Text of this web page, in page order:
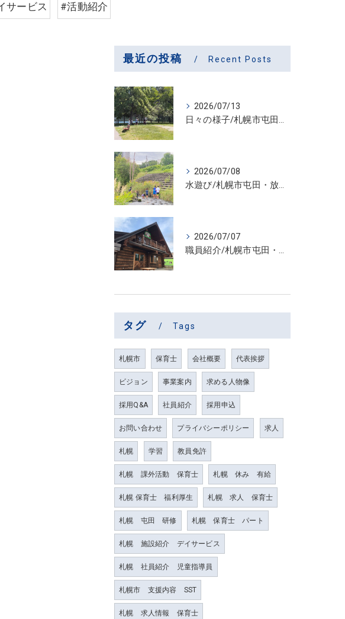
サービス #活動紹介
最近の投稿 Recent Posts
2026/07/13
日々の様子/札幌市屯田・放課後等デイサービス くるわーる
2026/07/08
水遊び/札幌市屯田・放課後等デイサービス くるわーる
2026/07/07
職員紹介/札幌市屯田・放課後等デイサービス くるわーる
タグ Tags
札幌市 保育士 会社概要 代表挨拶
ビジョン 事業案内 求める人物像
採用Q&A 社員紹介 採用申込
お問い合わせ プライバシーポリシー 求人
札幌 学習 教員免許
札幌 課外活動 保育士 札幌 休み 有給
札幌 保育士 福利厚生 札幌 求人 保育士
札幌 屯田 研修 札幌 保育士 パート
札幌 施設紹介 デイサービス
札幌 社員紹介 児童指導員
札幌市 支援内容 SST
札幌 求人情報 保育士